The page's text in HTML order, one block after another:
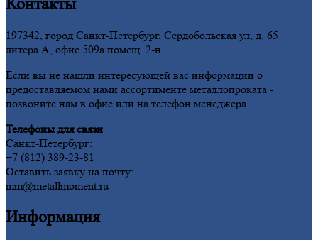
197342, город Санкт-Петербург, Сердобольская ул, д. 65
литера А, офис 509а помещ. 2-н
Если вы не нашли интересующей вас информации о
предоставляемом нами ассортименте металлопроката -
позвоните нам в офис или на телефон менеджера.
Телефоны для связи
Санкт-Петербург:
+7 (812) 389-23-81
Оставить заявку на почту:
mm@metallmoment.ru
Информация